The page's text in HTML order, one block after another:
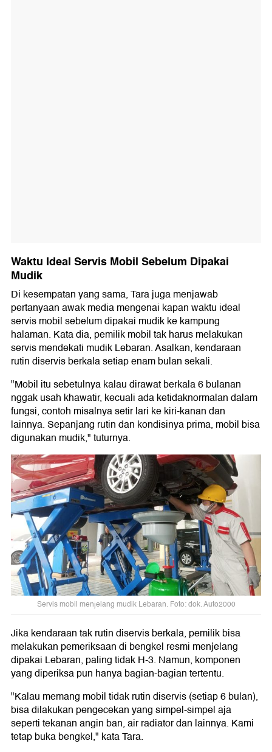
Waktu Ideal Servis Mobil Sebelum Dipakai
Mudik
Di kesempatan yang sama, Tara juga menjawab
pertanyaan awak media mengenai kapan waktu ideal
servis mobil sebelum dipakai mudik ke kampung
halaman. Kata dia, pemilik mobil tak harus melakukan
servis mendekati mudik Lebaran. Asalkan, kendaraan
rutin diservis berkala setiap enam bulan sekali.
"Mobil itu sebetulnya kalau dirawat berkala 6 bulanan
nggak usah khawatir, kecuali ada ketidaknormalan dalam
fungsi, contoh misalnya setir lari ke kiri-kanan dan
lainnya. Sepanjang rutin dan kondisinya prima, mobil bisa
digunakan mudik," tuturnya.
Servis mobil menjelang mudik Lebaran. Foto: dok. Auto2000
Jika kendaraan tak rutin diservis berkala, pemilik bisa
melakukan pemeriksaan di bengkel resmi menjelang
dipakai Lebaran, paling tidak H-3. Namun, komponen
yang diperiksa pun hanya bagian-bagian tertentu.
"Kalau memang mobil tidak rutin diservis (setiap 6 bulan),
bisa dilakukan pengecekan yang simpel-simpel aja
seperti tekanan angin ban, air radiator dan lainnya. Kami
tetap buka bengkel," kata Tara.